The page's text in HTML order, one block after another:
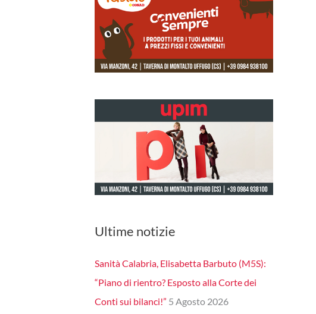
Ultime notizie
Sanità Calabria, Elisabetta Barbuto (M5S):
“Piano di rientro? Esposto alla Corte dei
Conti sui bilanci!” 5 Agosto 2026